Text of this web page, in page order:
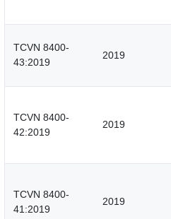
TCVN 8400-
43:2019
2019
TCVN 8400-
42:2019
2019
TCVN 8400-
41:2019
2019